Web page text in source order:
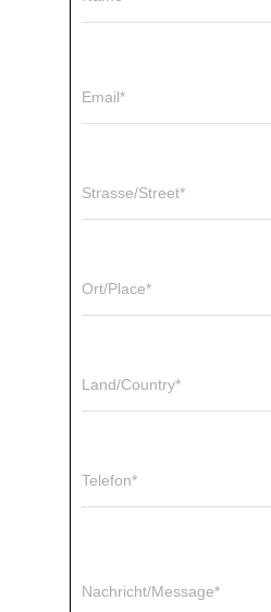
Email*
Strasse/Street*
Ort/Place*
Land/Country*
Telefon*
Nachricht/Message*